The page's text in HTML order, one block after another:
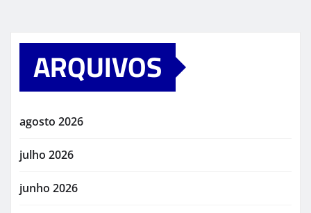
ARQUIVOS
agosto 2026
julho 2026
junho 2026